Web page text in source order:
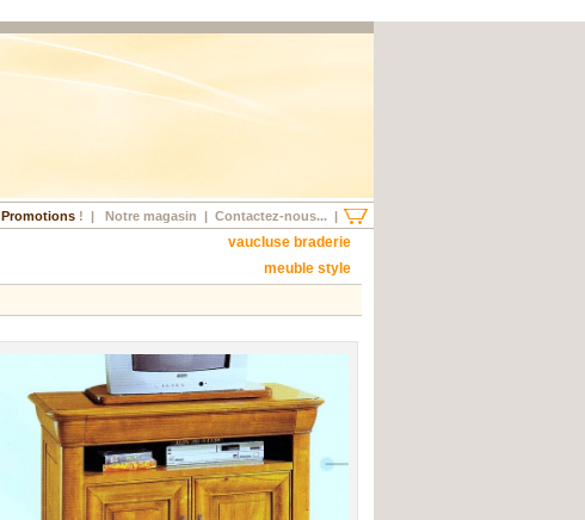
Promotions ! | Notre magasin | Contactez-nous... |
vaucluse braderie
meuble style